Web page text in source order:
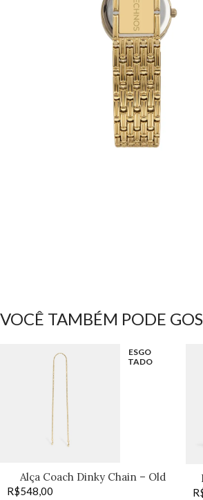
VOCÊ TAMBÉM PODE
ESGO
TADO
Alça Coach Dinky Chain – Old
R$548,00